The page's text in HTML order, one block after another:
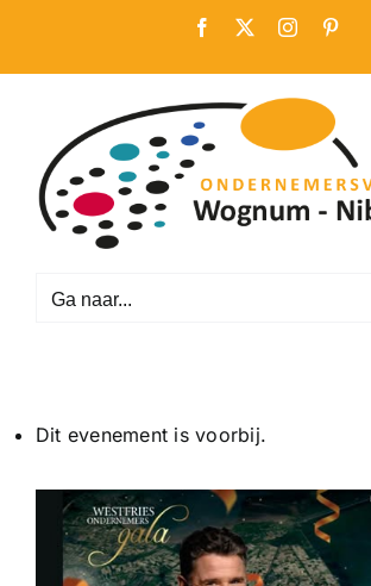
inhoud
Facebook Instagram
Ga naar...
Dit evenement is voorbij.